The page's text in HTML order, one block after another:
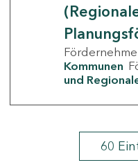
Kommunen
und
60